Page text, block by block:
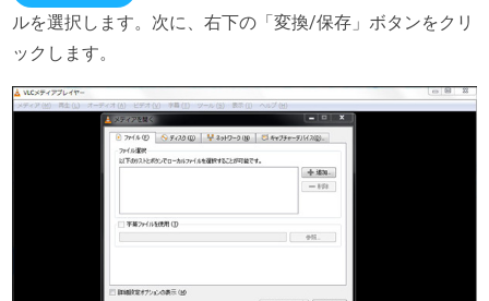
ルを選択します。次に、右下の「変換/保存」ボタンをクリ
ックします。